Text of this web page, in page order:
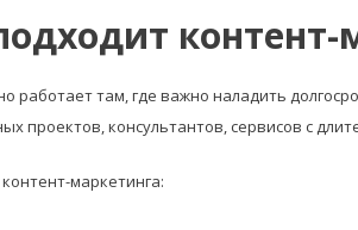
контент-
работает там, где важно наладить
проектов, консультантов, сервисов с
маркетинга: